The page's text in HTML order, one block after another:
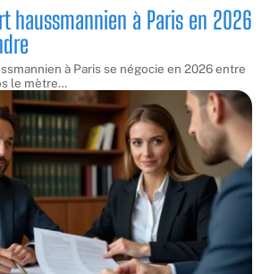
haussmannien à Paris en 2026
à Paris se négocie en 2026 entre
le mètre…